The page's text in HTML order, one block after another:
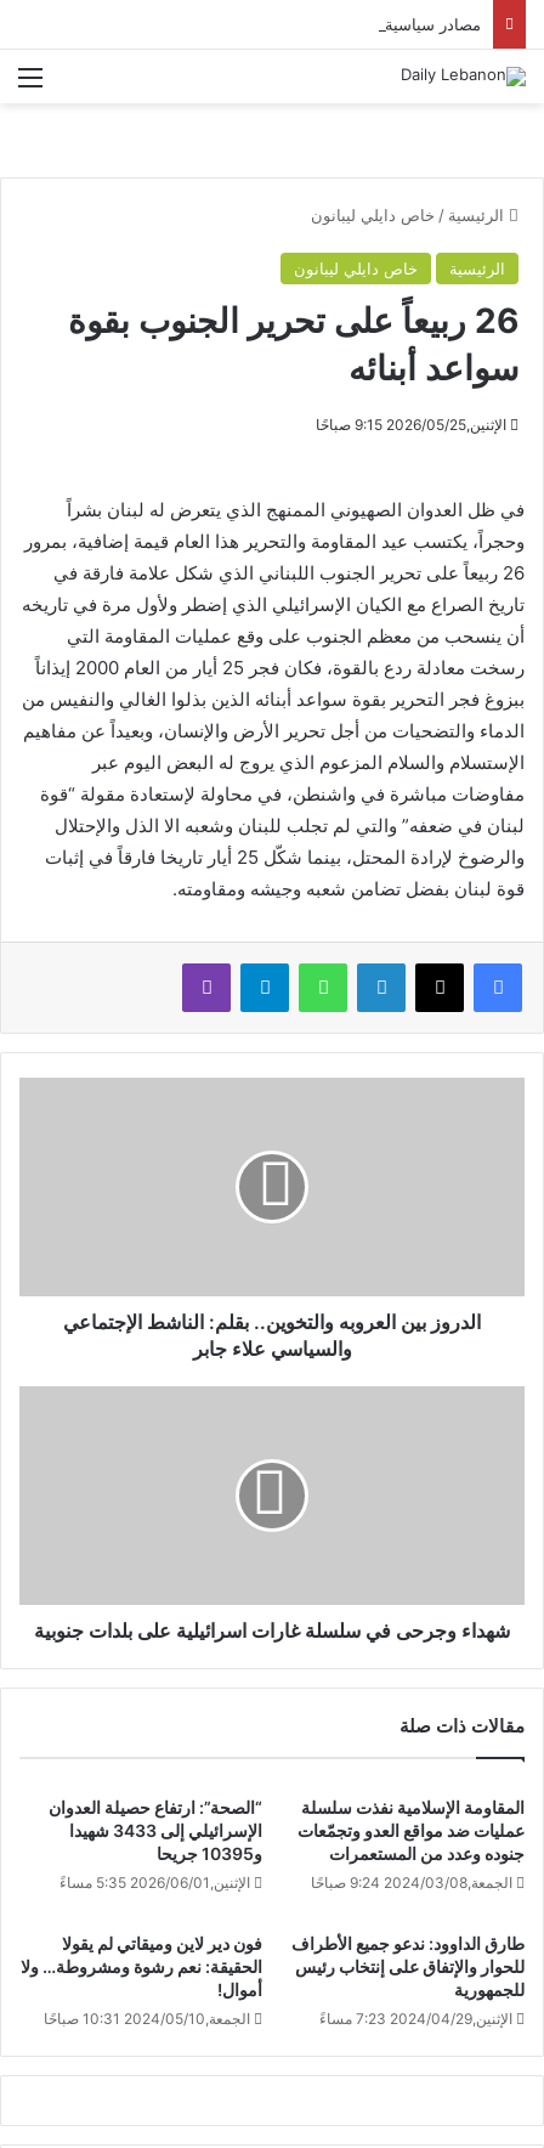
مصادر سياسية: واشنطن فشلت في إِحداث خرقٍ في المفاوضات
الرئيسية / خاص دايلي ليبانون
الرئيسية خاص دايلي ليبانون
26 ربيعاً على تحرير الجنوب بقوة
سواعد أبنائه
الإثنين,2026/05/25 9:15 صباحًا
في ظل العدوان الصهيوني الممنهج الذي يتعرض له لبنان بشراً
وحجراً، يكتسب عيد المقاومة والتحرير هذا العام قيمة إضافية، بمرور
26 ربيعاً على تحرير الجنوب اللبناني الذي شكل علامة فارقة في
تاريخ الصراع مع الكيان الإسرائيلي الذي إضطر ولأول مرة في تاريخه
أن ينسحب من معظم الجنوب على وقع عمليات المقاومة التي
رسخت معادلة ردع بالقوة، فكان فجر 25 أيار من العام 2000 إيذاناً
ببزوغ فجر التحرير بقوة سواعد أبنائه الذين بذلوا الغالي والنفيس من
الدماء والتضحيات من أجل تحرير الأرض والإنسان، وبعيداً عن مفاهيم
الإستسلام والسلام المزعوم الذي يروج له البعض اليوم عبر
مفاوضات مباشرة في واشنطن، في محاولة لإستعادة مقولة “قوة
لبنان في ضعفه” والتي لم تجلب للبنان وشعبه الا الذل والإحتلال
والرضوخ لإرادة المحتل، بينما شكّل 25 أيار تاريخا فارقاً في إثبات
قوة لبنان بفضل تضامن شعبه وجيشه ومقاومته.
لينكدإن واتساب تيلقرام ڤايبر
الدروز بين العروبه والتخوين.. بقلم: الناشط الإجتماعي
والسياسي علاء جابر
شهداء وجرحى في سلسلة غارات اسرائيلية على بلدات جنوبية
مقالات ذات صلة
المقاومة الإسلامية نفذت سلسلة
عمليات ضد مواقع العدو وتجمّعات
جنوده وعدد من المستعمرات
الجمعة,2024/03/08 9:24 صباحًا
“الصحة”: ارتفاع حصيلة العدوان
الإسرائيلي إلى 3433 شهيدا
و10395 جريحا
الإثنين,2026/06/01 5:35 مساءً
طارق الداوود: ندعو جميع الأطراف
للحوار والإتفاق على إنتخاب رئيس
للجمهورية
الإثنين,2024/04/29 7:23 مساءً
فون دير لاين وميقاتي لم يقولا
الحقيقة: نعم رشوة ومشروطة… ولا
أموال!
الجمعة,2024/05/10 10:31 صباحًا